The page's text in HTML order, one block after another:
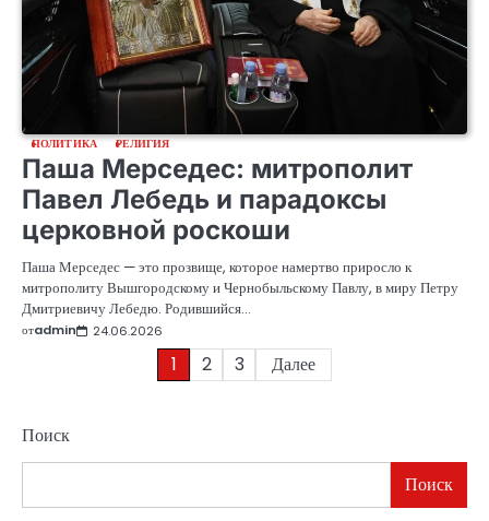
ПОЛИТИКА РЕЛИГИЯ
Паша Мерседес: митрополит
Павел Лебедь и парадоксы
церковной роскоши
Паша Мерседес — это прозвище, которое намертво приросло к
митрополиту Вышгородскому и Чернобыльскому Павлу, в миру Петру
Дмитриевичу Лебедю. Родившийся…
отadmin 24.06.2026
1 2 3 Далее
Поиск
Поиск